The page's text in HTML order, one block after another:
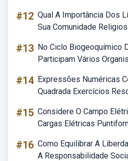
#12 Qual A Importância Dos
Sua Comunidade
#13 No Ciclo Biogeoquímico
Participam Vários
#14 Expressões Numéricas
Quadrada Exercícios
#15 Considere O Campo
Cargas Elétricas
#16 Como Equilibrar A
A Responsabilidade